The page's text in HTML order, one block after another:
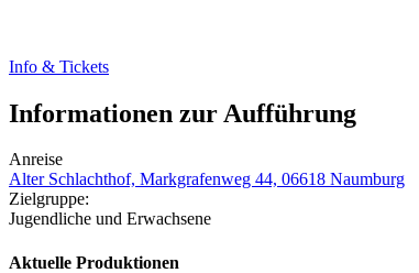
Info & Tickets
Informationen zur Aufführung
Anreise
Alter Schlachthof, Markgrafenweg 44, 06618 Naumburg
Zielgruppe:
Jugendliche und Erwachsene
Aktuelle Produktionen